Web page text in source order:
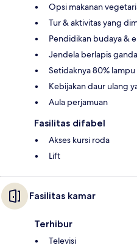
Opsi makanan
Tur & aktivitas yang
Pendidikan budaya &
Jendela berlapis ganda
Setidaknya 80%
Kebijakan daur ulang
Aula perjamuan
Fasilitas difabel
Akses kursi roda
Lift
Fasilitas kamar
Terhibur
Televisi